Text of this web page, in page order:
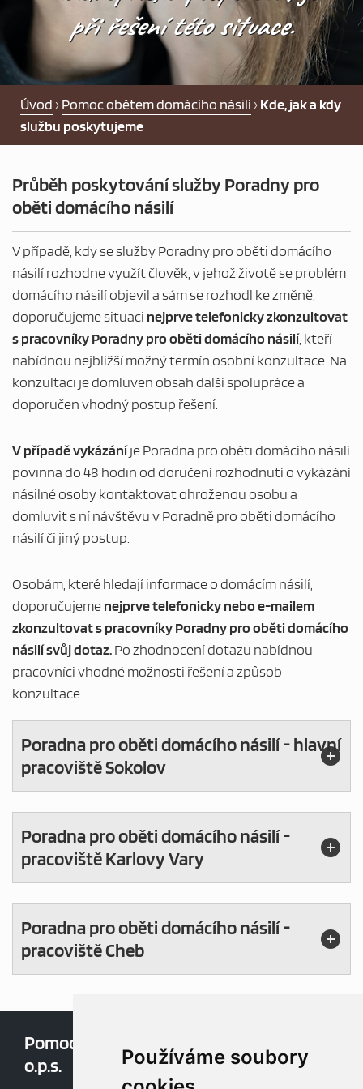
Používáme soubory
NOCLEHÁRNA
PRO OSOBY BEZ PŘÍSTŘEŠÍ
DLUHOVÁ PORADNA
POMOC NOUZI
AKTUALITY
NABÍDKA ZAMĚSTNÁNÍ
CHCI DAROVAT
MAPA WEBU
při řešení této situace.
Úvod ›Pomoc obětem domácího násilí›Kde, jak a kdy
službu poskytujeme
Průběh poskytování služby Poradny pro
oběti domácího násilí
V případě, kdy se služby Poradny pro oběti domácího
násilí rozhodne využít člověk, v jehož životě se problém
domácího násilí objevil a sám se rozhodl ke změně,
doporučujeme situaci nejprve telefonicky zkonzultovat
s pracovníky Poradny pro oběti domácího násilí, kteří
nabídnou nejbližší možný termín osobní konzultace. Na
konzultaci je domluven obsah další spolupráce a
doporučen vhodný postup řešení.
V případě vykázáníje Poradna pro oběti domácího násilí
povinna do 48 hodin od doručení rozhodnutí o vykázání
násilné osoby kontaktovat ohroženou osobu a
domluvit s ní návštěvu v Poradně pro oběti domácího
násilí či jiný postup.
Osobám, které hledají informace o domácím násilí,
doporučujemenejprve telefonicky nebo e-mailem
zkonzultovat s pracovníky Poradny pro oběti domácího
násilí svůj dotaz.Po zhodnocení dotazu nabídnou
pracovníci vhodné možnosti řešení a způsob
konzultace.
Poradna pro oběti domácího násilí - hlavní
pracoviště Sokolov
Poradna pro oběti domácího násilí -
pracoviště Karlovy Vary
Poradna pro oběti domácího násilí -
pracoviště Cheb
Pomoc v nouzi,
o.p.s.